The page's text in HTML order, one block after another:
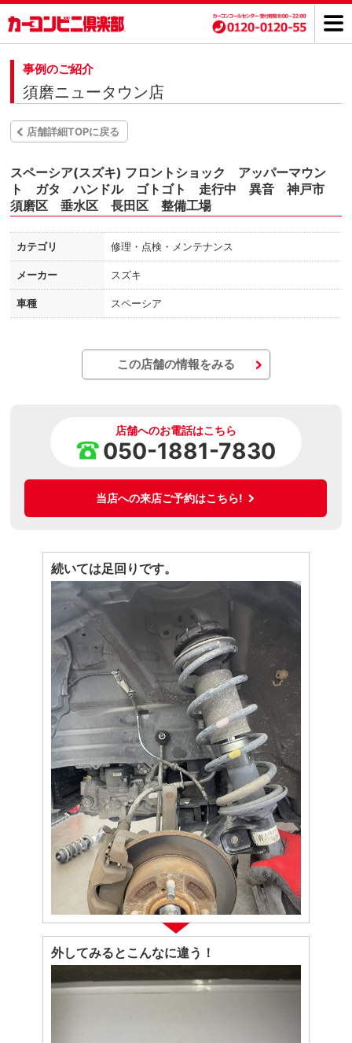
事例のご紹介
須磨ニュータウン店
店舗詳細TOPに戻る
スペーシア(スズキ) フロントショック アッパーマウン
ト ガタ ハンドル ゴトゴト 走行中 異音 神戸市
須磨区 垂水区 長田区 整備工場
カテゴリ 修理・点検・メンテナンス
メーカー スズキ
車種 スペーシア
この店舗の情報をみる
店舗へのお電話はこちら
050-1881-7830
当店への来店ご予約はこちら!
続いては足回りです。
外してみるとこんなに違う！